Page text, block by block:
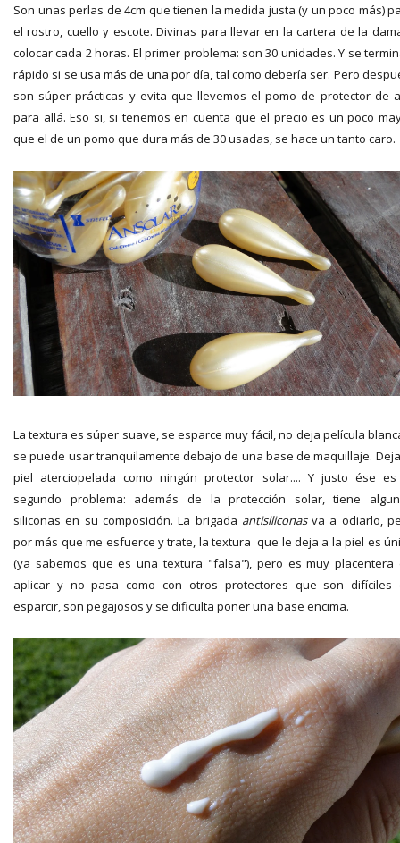
Son unas perlas de 4cm que tienen la medida justa (y un poco más)
el rostro, cuello y escote. Divinas para llevar en la cartera de la
colocar cada 2 horas. El primer problema: son 30 unidades. Y se
rápido si se usa más de una por día, tal como debería ser. Pero
son súper prácticas y evita que llevemos el pomo de protector de
para allá. Eso si, si tenemos en cuenta que el precio es un poco
que el de un pomo que dura más de 30 usadas, se hace un tanto caro.
La textura es súper suave, se esparce muy fácil, no deja película
se puede usar tranquilamente debajo de una base de maquillaje.
piel aterciopelada como ningún protector solar.... Y justo ése
segundo problema: además de la protección solar, tiene
siliconas en su composición. La brigada antisiliconasva a odiarlo,
por más que me esfuerce y trate, la textura que le deja a la piel es
(ya sabemos que es una textura "falsa"), pero es muy placentera
aplicar y no pasa como con otros protectores que son difíciles
esparcir, son pegajosos y se dificulta poner una base encima.